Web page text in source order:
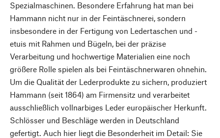
Spezialmaschinen. Besondere Erfahrung hat man bei
Hammann nicht nur in der Feintäschnerei, sondern
insbesondere in der Fertigung von Ledertaschen und -
etuis mit Rahmen und Bügeln, bei der präzise
Verarbeitung und hochwertige Materialien eine noch
größere Rolle spielen als bei Feintäschnerwaren ohnehin.
Um die Qualität der Lederprodukte zu sichern, produziert
Hammann (seit 1864) am Firmensitz und verarbeitet
ausschließlich vollnarbiges Leder europäischer Herkunft.
Schlösser und Beschläge werden in Deutschland
gefertigt. Auch hier liegt die Besonderheit im Detail: Sie